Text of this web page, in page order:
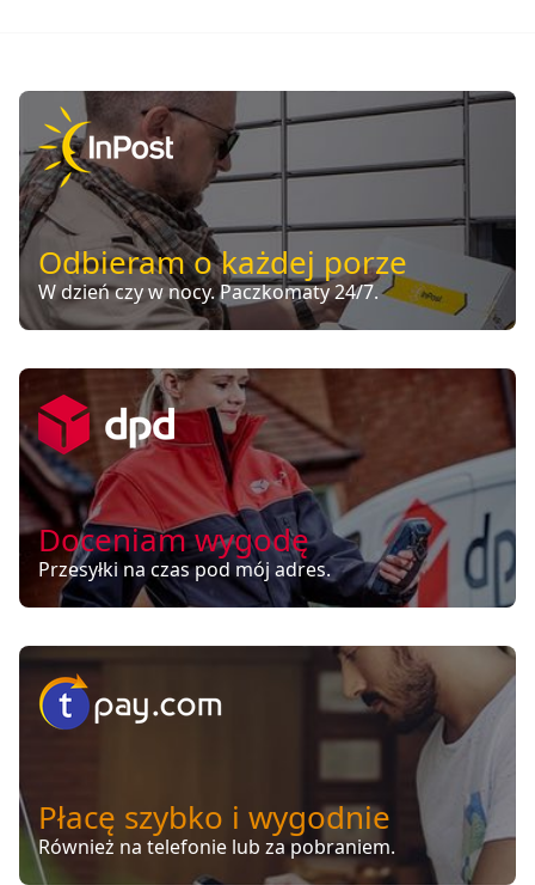
Odbieram o każdej porze
W dzień czy w nocy. Paczkomaty 24/7.
Doceniam wygodę
Przesyłki na czas pod mój adres.
Płacę szybko i wygodnie
Również na telefonie lub za pobraniem.